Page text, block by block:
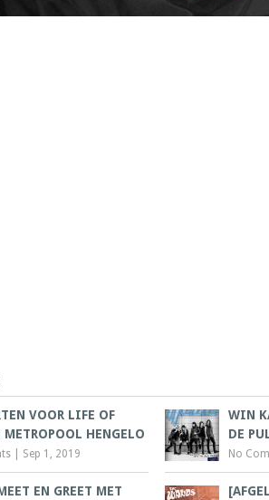
VOOR LIFE OF
HENGELO
Sep 1, 2019
WIN
DE
No
EN GREET MET